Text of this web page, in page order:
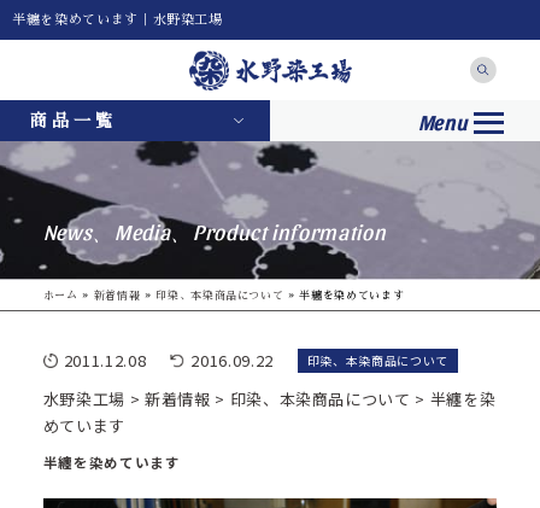
半纏を染めています｜水野染工場
商品一覧 Menu
News、Media、Product information
ホーム » 新着情報 » 印染、本染商品について »半纏を染めています
2011.12.08 2016.09.22 印染、本染商品について
水野染工場 >新着情報 > 印染、本染商品について > 半纏を染
めています
半纏を染めています